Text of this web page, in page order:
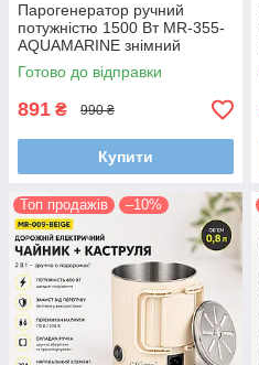
Парогенератор ручний
потужністю 1500 Вт MR-355-
AQUAMARINE знімний
резервуар 240 мл, насадка-
щітка, захист від перегріву
Готово до відправки
891 ₴ 990 ₴
Купити
Топ продажів –10%